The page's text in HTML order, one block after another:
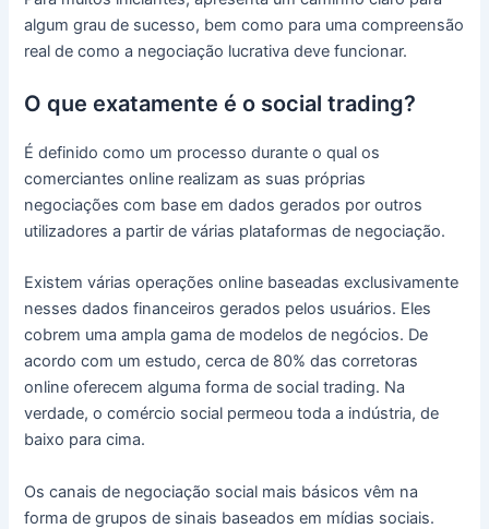
algum grau de sucesso, bem como para uma compreensão
real de como a negociação lucrativa deve funcionar.
O que exatamente é o social trading?
É definido como um processo durante o qual os
comerciantes online realizam as suas próprias
negociações com base em dados gerados por outros
utilizadores a partir de várias plataformas de negociação.
Existem várias operações online baseadas exclusivamente
nesses dados financeiros gerados pelos usuários. Eles
cobrem uma ampla gama de modelos de negócios. De
acordo com um estudo, cerca de 80% das corretoras
online oferecem alguma forma de social trading. Na
verdade, o comércio social permeou toda a indústria, de
baixo para cima.
Os canais de negociação social mais básicos vêm na
forma de grupos de sinais baseados em mídias sociais.